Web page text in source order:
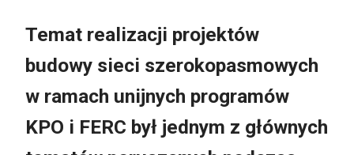
Temat realizacji projektów
budowy sieci szerokopasmowych
w ramach unijnych programów
KPO i FERC był jednym z głównych